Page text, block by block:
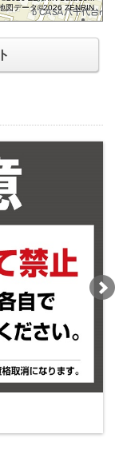
図データ©2026 ZENRIN